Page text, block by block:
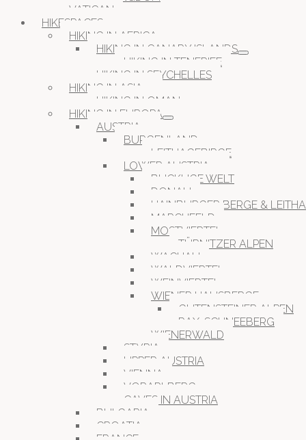
VATICAN
HIKESPACES
HIKING IN AFRICA
HIKING IN CANARY ISLANDS
HIKING IN TENERIFE
HIKING IN SEYCHELLES
HIKING IN ASIA
HIKING IN OMAN
HIKING IN EUROPA
AUSTRIA
BURGENLAND
LEITHAGEBIRGE
LOWER AUSTRIA
BUCKLIGE WELT
DONAU
HAINBURGER BERGE &
MARCHFELD
MOSTVIERTEL
TÜRNITZER ALPEN
WACHAU
WALDVIERTEL
WEINVIERTEL
WIENER HAUSBERGE
GUTENSTEINER ALPEN
RAX-SCHNEEBERG
WIENERWALD
STYRIA
UPPER AUSTRIA
VIENNA
VORARLBERG
CAVES IN AUSTRIA
BULGARIA
CROATIA